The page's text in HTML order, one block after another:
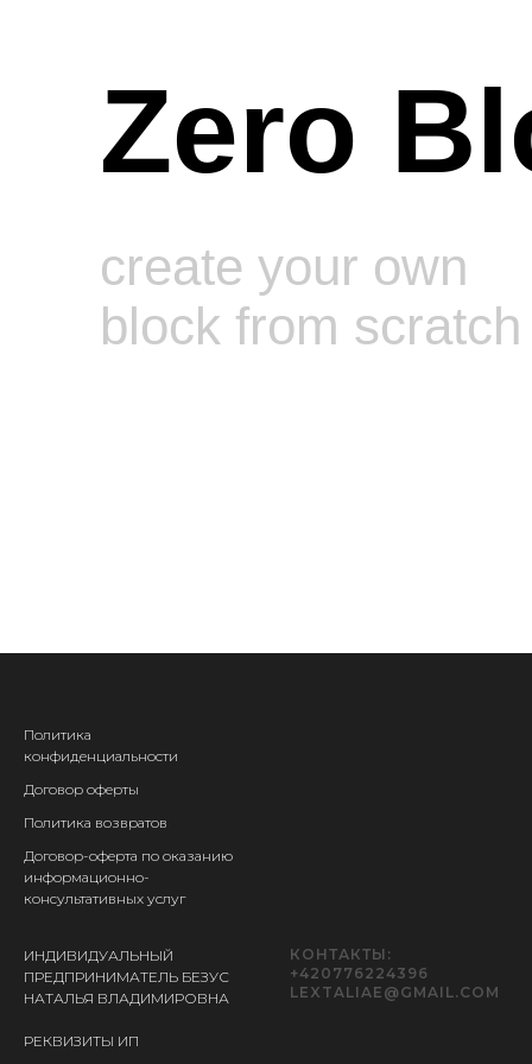
Zero
create your own
block from scratch
Политика
конфиденциальности
Договор оферты
Политика возвратов
Договор-оферта по оказанию
информационно-
консультативных услуг
ИНДИВИДУАЛЬНЫЙ
ПРЕДПРИНИМАТЕЛЬ БЕЗУС
НАТАЛЬЯ ВЛАДИМИРОВНА
РЕКВИЗИТЫ ИП
КОНТАКТЫ:
+420776224396
LEXTALIAE@GMAIL.COM